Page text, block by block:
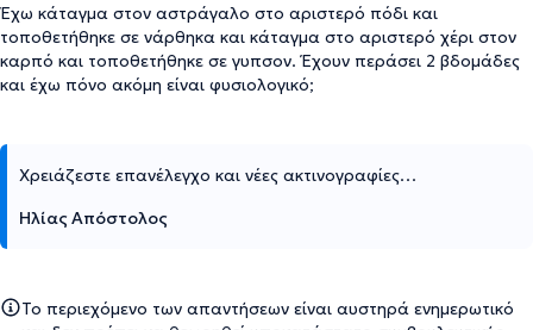
Έχω κάταγμα στον αστράγαλο στο αριστερό πόδι και
τοποθετήθηκε σε νάρθηκα και κάταγμα στο αριστερό χέρι στον
καρπό και τοποθετήθηκε σε γυπσον. Έχουν περάσει 2 βδομάδες
και έχω πόνο ακόμη είναι φυσιολογικό;
Χρειάζεστε επανέλεγχο και νέες ακτινογραφίες…
Ηλίας Απόστολος
Το περιεχόμενο των απαντήσεων είναι αυστηρά ενημερωτικό